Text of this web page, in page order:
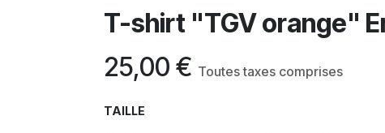
T-shirt "TGV orange"
25,00 € Toutes taxes comprises
TAILLE